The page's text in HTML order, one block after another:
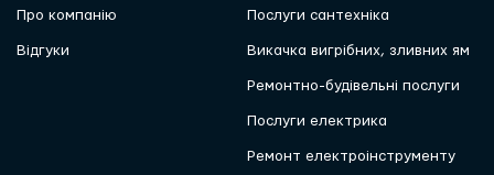
Про компанію
Відгуки
Послуги сантехніка
Викачка вигрібних, зливних ям
Ремонтно-будівельні послуги
Послуги електрика
Ремонт електроінструменту